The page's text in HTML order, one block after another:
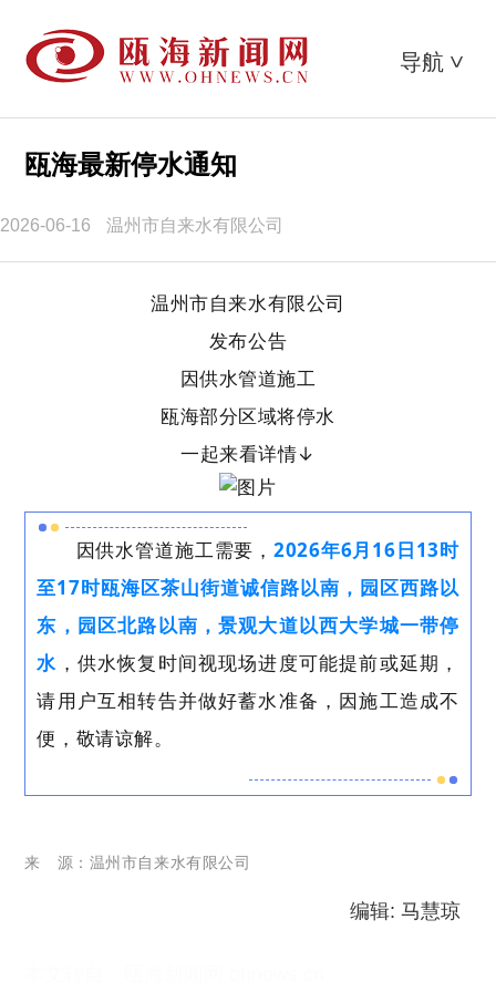
导航 >
瓯海最新停水通知
2026-06-16 温州市自来水有限公司
温州市自来水有限公司
发布公告
因供水管道施工
瓯海部分区域将停水
一起来看详情↓
因供水管道施工需要，2026年6月16日13时
至17时瓯海区茶山街道诚信路以南，园区西路以
东，园区北路以南，景观大道以西大学城一带停
水 ，供水恢复时间视现场进度可能提前或延期，
请用户互相转告并做好蓄水准备，因施工造成不
便，敬请谅解。
来 源： 温州市自来水有限公司
编辑: 马慧琼